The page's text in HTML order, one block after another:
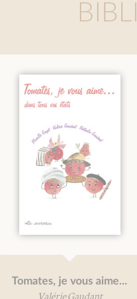
Grand traité des fleurs
comestibles